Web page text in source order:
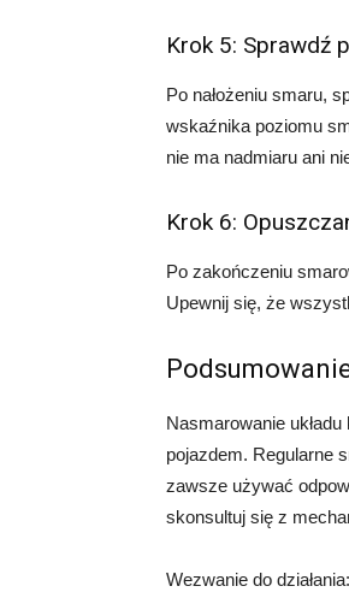
Krok 5: Sprawdź
Po nałożeniu smaru,
wskaźnika poziomu
nie ma nadmiaru ani
Krok 6:
Po zakończeniu
Upewnij się, że
Nasmarowanie
pojazdem. Regularne
zawsze używać
skonsultuj się z
Wezwanie do działania: